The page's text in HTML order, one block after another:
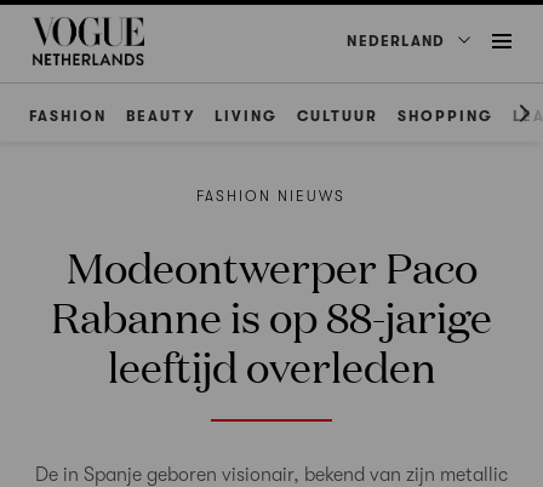
NEDERLAND
FASHION BEAUTY LIVING CULTUUR SHOPPING
FASHION NIEUWS
Modeontwerper Paco
Rabanne is op 88-jarige
leeftijd overleden
De in Spanje geboren visionair, bekend van zijn metallic